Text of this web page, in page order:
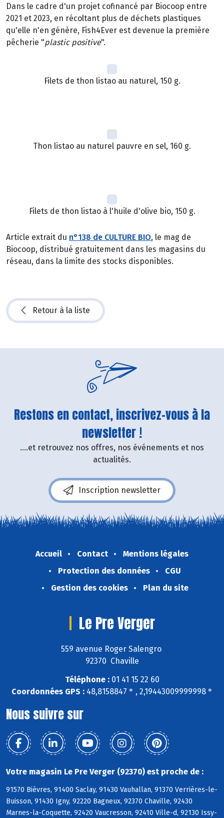
Dans le cadre d'un projet cofinancé par Biocoop entre
2021 et 2023, en récoltant plus de déchets plastiques
qu'elle n'en génère, Fish4Ever est devenue la première
pêcherie "plastic positive".
Filets de thon listao au naturel, 150 g.
Thon listao au naturel pauvre en sel, 160 g.
Filets de thon listao à l'huile d'olive bio, 150 g.
Article extrait du n°138 de CULTURE BIO, le mag de
Biocoop, distribué gratuitement dans les magasins du
réseau, dans la limite des stocks disponibles.
Retour à la liste
Restons en contact, inscrivez-vous à la
newsletter !
....et retrouvez nos offres, nos événements et nos
actualités.
Inscription newsletter
Accueil Contact
Mentions légales
Protection des données
CGU
Gestion des cookies
Plan du site
Le Pre Verger
559 avenue Roger Salengro
92370 Chaville
Téléphone :01 41 15 22 60
Coordonnées GPS : 48,8158847 ° , 2,19443009999998 °
Nous suivre sur
Votre magasin Le Pre Verger (92370) est proche de :
91570 Bièvres, 91400 Saclay, 91430 Vauhallan, 91370 Verrières-le-
Buisson, 91430 Igny, 92220 Bagneux, 92370 Chaville, 92430
Marnes-la-Coquette, 92420 Vaucresson, 92410 Ville-d, 92130 Issy-